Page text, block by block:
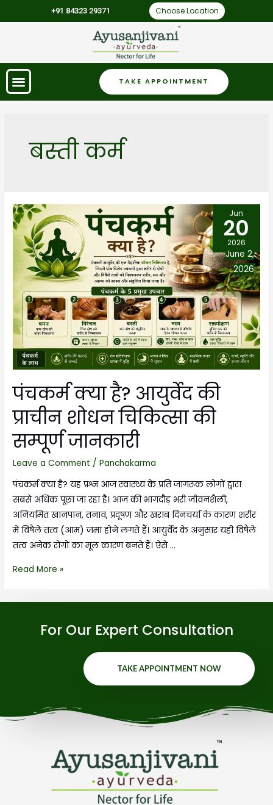
+91 84323 29371 Choose Location
TAKE APPOINTMENT
बस्ती कर्म
पंचकर्म क्या है? आयुर्वेद की
प्राचीन शोधन चिकित्सा की
सम्पूर्ण जानकारी
Leave a Comment /Panchakarma
पंचकर्म क्या है? यह प्रश्न आज स्वास्थ्य के प्रति जागरूक लोगों द्वारा
सबसे अधिक पूछा जा रहा है। आज की भागदौड़ भरी जीवनशैली,
अनियमित खानपान, तनाव, प्रदूषण और खराब दिनचर्या के कारण शरीर
में विषैले तत्व (आम) जमा होने लगते हैं। आयुर्वेद के अनुसार यही विषैले
तत्व अनेक रोगों का मूल कारण बनते हैं। ऐसे …
Read More »
Jun
20
2026
June 2,
2026
For Our Expert Consultation
TAKE APPOINTMENT NOW